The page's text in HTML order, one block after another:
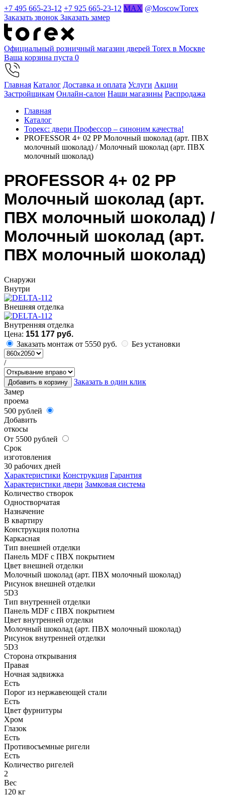
+7 495 665-23-12 +7 925 665-23-12 MAX @MoscowTorex
Заказать звонок Заказать замер
Официальный розничный магазин дверей Torex в Москве
Ваша корзина пуста 0
Главная Каталог Доставка и оплата Услуги Акции
Застройщикам Онлайн-салон Наши магазины Распродажа
Главная
Каталог
Торекс: двери Профессор – синоним качества!
PROFESSOR 4+ 02 PP Молочный шоколад (арт. ПВХ
молочный шоколад) / Молочный шоколад (арт. ПВХ
молочный шоколад)
PROFESSOR 4+ 02 PP
Молочный шоколад (арт.
ПВХ молочный шоколад) /
Молочный шоколад (арт.
ПВХ молочный шоколад)
Cнаружи
Внутри
Внешняя отделка
Внутренняя отделка
Цена: 151 177 руб.
Заказать монтаж от 5550 руб.
Без установки
/
Добавить в корзину
Заказать в один клик
Замер
проема
500 рублей
Добавить
откосы
От 5500 рублей
Срок
изготовления
30 рабочих дней
Характеристики Конструкция Гарантия
Характеристики двери Замковая система
Количество створок
Одностворчатая
Назначение
В квартиру
Конструкция полотна
Каркасная
Тип внешней отделки
Панель MDF с ПВХ покрытием
Цвет внешней отделки
Молочный шоколад (арт. ПВХ молочный шоколад)
Рисунок внешней отделки
5D3
Тип внутренней отделки
Панель MDF с ПВХ покрытием
Цвет внутренней отделки
Молочный шоколад (арт. ПВХ молочный шоколад)
Рисунок внутренней отделки
5D3
Сторона открывания
Правая
Ночная задвижка
Есть
Порог из нержавеющей стали
Есть
Цвет фурнитуры
Хром
Глазок
Есть
Противосъемные ригели
Есть
Количество ригелей
2
Вес
120 кг